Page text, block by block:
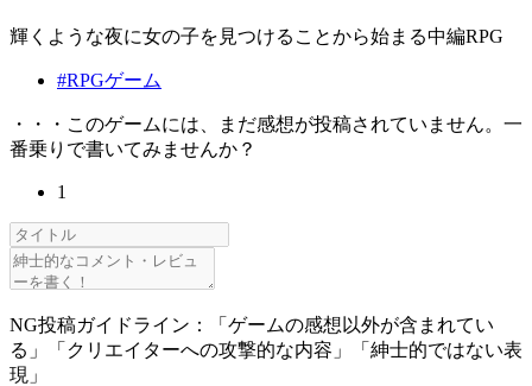
輝くような夜に女の子を見つけることから始まる中編RPG
#RPGゲーム
・・・このゲームには、まだ感想が投稿されていません。一
番乗りで書いてみませんか？
1
NG投稿ガイドライン：「ゲームの感想以外が含まれてい
る」「クリエイターへの攻撃的な内容」「紳士的ではない表
現」